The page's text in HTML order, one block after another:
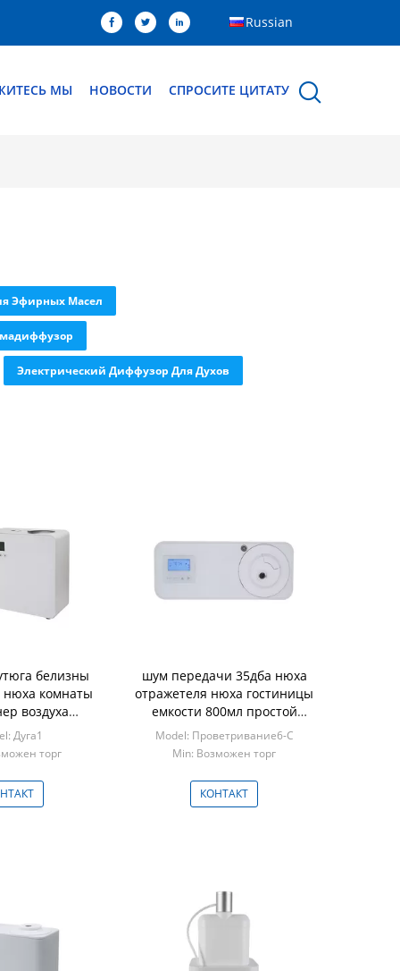
Russian
МЫ НОВОСТИ СПРОСИТЕ ЦИТАТУ
Эфирных Масел
Электрический Диффузор Для Духов
белизны
нюха комнаты
воздуха
номера 7,5
ватт
Дуга1
торг
шум передачи 35дба нюха
отражетеля нюха гостиницы
емкости 800мл простой
эксплуатируемый новый
Model: Проветривание6-С
Min: Возможен торг
КОНТАКТ